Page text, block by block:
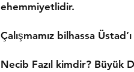
ehemmiyetlidir.
Çalışmamız bilhassa
Necib Fazıl kimdir? Büyük